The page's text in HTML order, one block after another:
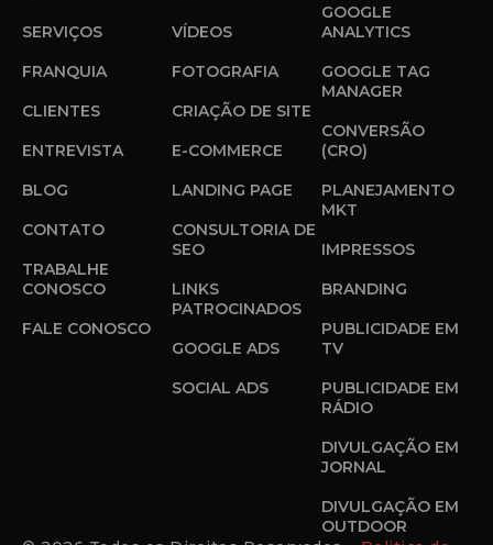
SERVIÇOS
FRANQUIA
CLIENTES
ENTREVISTA
BLOG
CONTATO
TRABALHE
CONOSCO
FALE CONOSCO
VÍDEOS
FOTOGRAFIA
CRIAÇÃO DE SITE
E-COMMERCE
LANDING PAGE
CONSULTORIA DE
SEO
LINKS
PATROCINADOS
GOOGLE ADS
SOCIAL ADS
GOOGLE
ANALYTICS
GOOGLE TAG
MANAGER
CONVERSÃO
(CRO)
PLANEJAMENTO
MKT
IMPRESSOS
BRANDING
PUBLICIDADE EM
TV
PUBLICIDADE EM
RÁDIO
DIVULGAÇÃO EM
JORNAL
DIVULGAÇÃO EM
OUTDOOR